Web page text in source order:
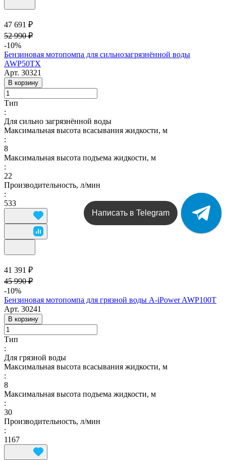
47 691 ₽
52 990 ₽
-10%
Бензиновая мотопомпа для сильнозагрязнённой воды
AWP50TX
Арт. 30321
В корзину
Тип
:
Для сильно загрязнённой воды
Максимальная высота всасывания жидкости, м
:
8
Максимальная высота подъема жидкости, м
:
22
Производительность, л/мин
:
533
41 391 ₽
45 990 ₽
-10%
Бензиновая мотопомпа для грязной воды A-iPower AWP100T
Арт. 30241
В корзину
Тип
:
Для грязной воды
Максимальная высота всасывания жидкости, м
:
8
Максимальная высота подъема жидкости, м
:
30
Производительность, л/мин
:
1167
Написать в Telegram